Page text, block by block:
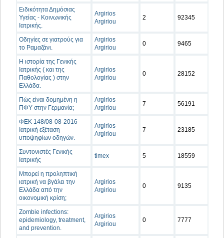
Ειδικότητα Δημόσιας
Υγείας - Κοινωνικής
Ιατρικής.
Argirios
Argiriou
2 92345
Οδηγίες σε γιατρούς για
το Ραμαζάνι.
Argirios
Argiriou
0 9465
Η ιστορία της Γενικής
Ιατρικής ( και της
Παθολογίας ) στην
Ελλάδα.
Argirios
Argiriou
0 28152
Πώς είναι δομημένη η
ΠΦΥ στην Γερμανία;
Argirios
Argiriou
7 56191
ΦΕΚ 148/08-08-2016
Ιατρική εξέταση
υποψηφίων οδηγών.
Argirios
Argiriou
7 23185
Συντονιστές Γενικής
Ιατρικής
timex 5 18559
Μπορεί η προληπτική
ιατρική να βγάλει την
Ελλάδα από την
οικονομική κρίση;
Argirios
Argiriou
0 9135
Zombie infections:
epidemiology, treatment,
and prevention.
Argirios
Argiriou
0 7777